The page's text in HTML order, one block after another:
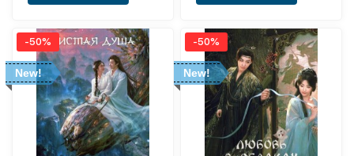
New!
-50%
New!
-50%